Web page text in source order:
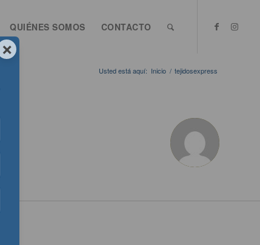
×
QUIÉNES SOMOS CONTACTO
Usted está aquí: Inicio / tejidosexpress